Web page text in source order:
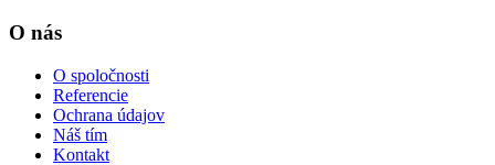
O nás
O spoločnosti
Referencie
Ochrana údajov
Náš tím
Kontakt